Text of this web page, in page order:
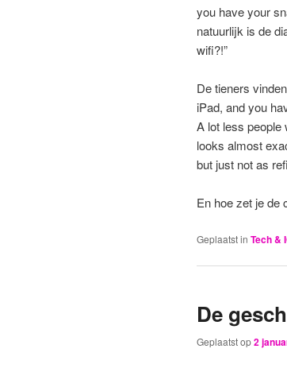
you have your
natuurlijk is de
wifi?!”
De tieners
iPad, and you
A lot less people
looks almost
but just not as
En hoe zet je de
Geplaatst in Tech &
De
Geplaatst op2